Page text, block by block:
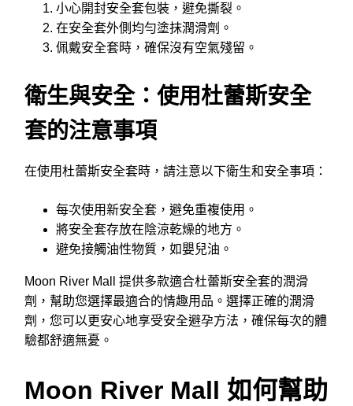
小心開封安全套包裝，避免撕裂。
在安全套外側均勻塗抹潤滑劑。
佩戴安全套時，確保沒有空氣殘留。
衛生與安全：使用杜蕾斯安全
套的注意事項
在使用杜蕾斯安全套時，請注意以下衛生和安全事項：
每次使用新安全套，避免重複使用。
將安全套存放在陰涼乾燥的地方。
避免接觸油性物質，如嬰兒油。
Moon River Mall 提供多款適合杜蕾斯安全套的潤滑
劑，幫助您選擇最適合的情趣用品。選擇正確的潤滑
劑，您可以更安心地享受安全避孕方法，確保每次的體
驗都舒適無憂。
Moon River Mall 如何幫助